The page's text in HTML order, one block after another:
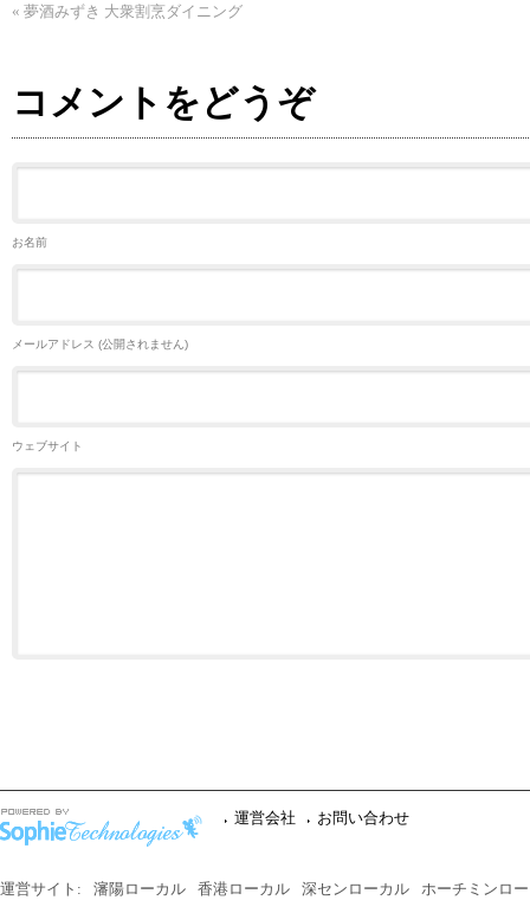
« 夢酒みずき 大衆割烹ダイニング
コメントをどうぞ
お名前
メールアドレス (公開されません)
ウェブサイト
運営会社 お問い合わせ
運営サイト: 瀋陽ローカル 香港ローカル 深センローカル ホーチミンロ